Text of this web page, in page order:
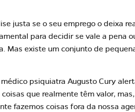
justa se o seu emprego o deixa
para decidir se vale a pena
Mas existe um conjunto de
psiquiatra Augusto Cury
que realmente têm valor,
fazemos coisas fora da nossa